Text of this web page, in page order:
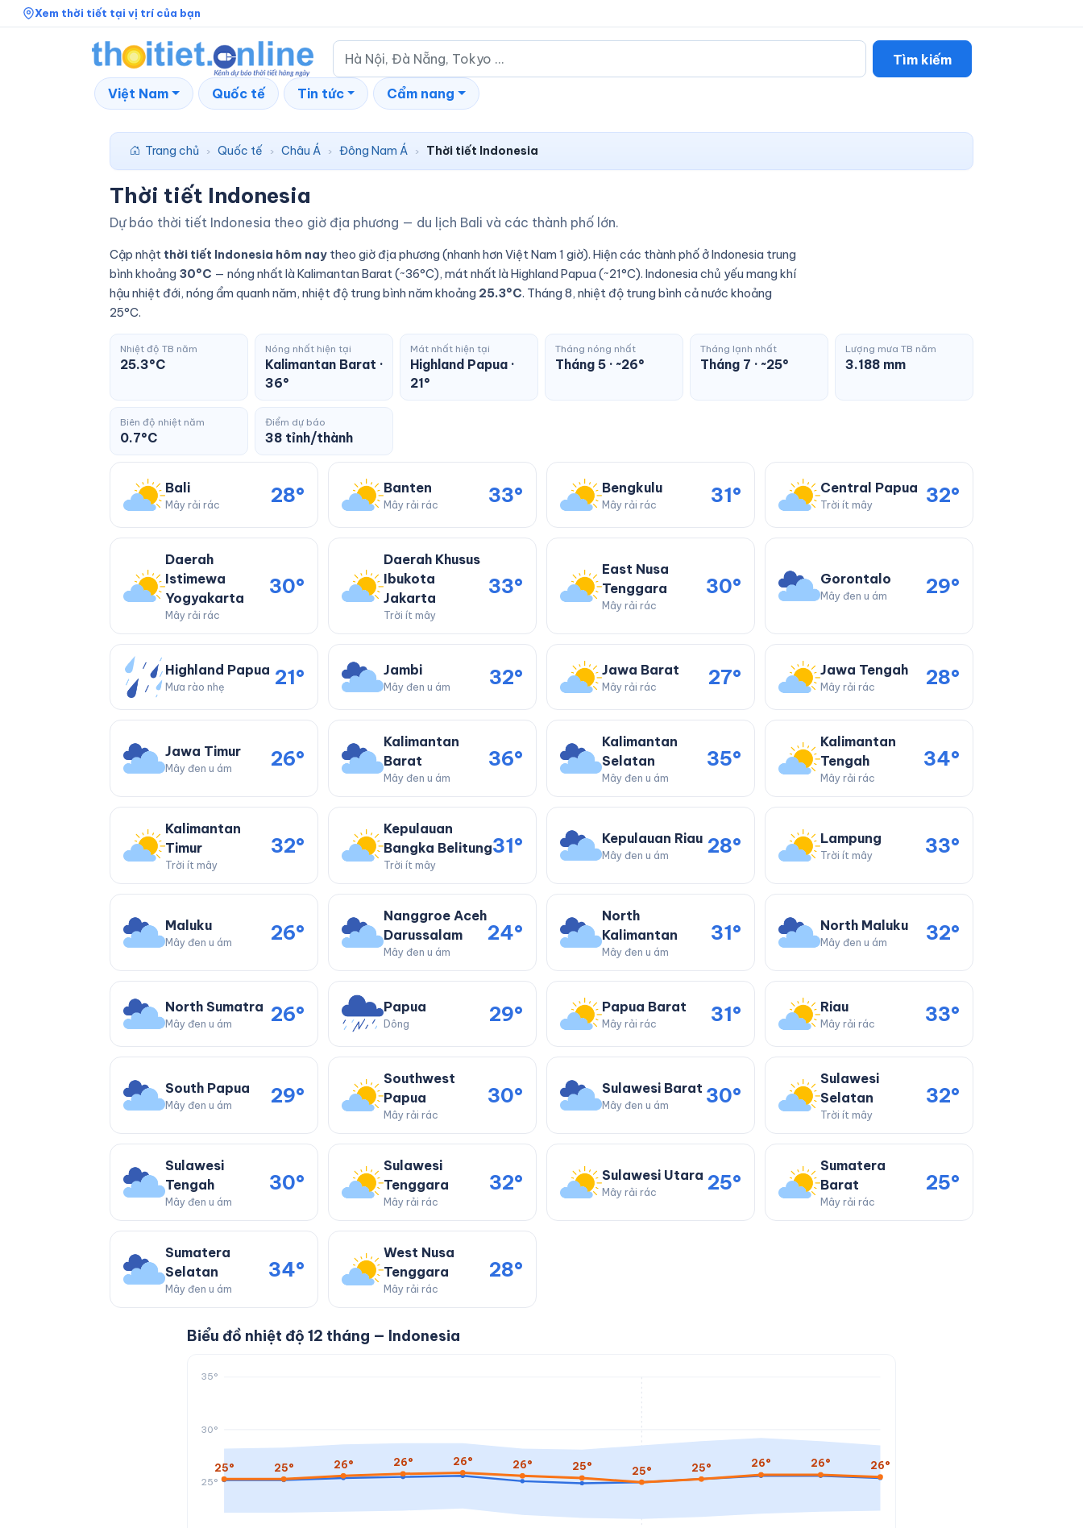
Xem thời tiết tại vị trí của bạn
Tìm kiếm
Việt Nam Quốc tế Tin tức Cẩm nang
Trang chủ › Quốc tế › Châu Á › Đông Nam Á › Thời tiết Indonesia
Thời tiết Indonesia
Dự báo thời tiết Indonesia theo giờ địa phương — du lịch Bali và các thành phố lớn.
Cập nhật thời tiết Indonesia hôm nay theo giờ địa phương (nhanh hơn Việt Nam 1 giờ). Hiện các thành phố ở Indonesia trung
bình khoảng 30°C — nóng nhất là Kalimantan Barat (~36°C), mát nhất là Highland Papua (~21°C). Indonesia chủ yếu mang khí
hậu nhiệt đới, nóng ẩm quanh năm, nhiệt độ trung bình năm khoảng 25.3°C. Tháng 8, nhiệt độ trung bình cả nước khoảng
25°C.
Nhiệt độ TB năm
25.3°C
Nóng nhất hiện tại
Kalimantan Barat ·
36°
Mát nhất hiện tại
Highland Papua ·
21°
Tháng nóng nhất
Tháng 5 · ~26°
Tháng lạnh nhất
Tháng 7 · ~25°
Lượng mưa TB năm
3.188 mm
Biên độ nhiệt năm
0.7°C
Điểm dự báo
38 tỉnh/thành
Bali
Mây rải rác 28° Banten
Mây rải rác 33° Bengkulu
Mây rải rác 31° Central Papua
Trời ít mây 32°
Daerah
Istimewa
Yogyakarta
Mây rải rác
30°
Daerah Khusus
Ibukota
Jakarta
Trời ít mây
33°
East Nusa
Tenggara
Mây rải rác
30° Gorontalo
Mây đen u ám 29°
Highland Papua
Mưa rào nhẹ 21° Jambi
Mây đen u ám 32° Jawa Barat
Mây rải rác 27° Jawa Tengah
Mây rải rác 28°
Jawa Timur
Mây đen u ám 26°
Kalimantan
Barat
Mây đen u ám
36°
Kalimantan
Selatan
Mây đen u ám
35°
Kalimantan
Tengah
Mây rải rác
34°
Kalimantan
Timur
Trời ít mây
32°
Kepulauan
Bangka Belitung
Trời ít mây
31° Kepulauan Riau
Mây đen u ám 28° Lampung
Trời ít mây 33°
Maluku
Mây đen u ám 26°
Nanggroe Aceh
Darussalam
Mây đen u ám
24°
North
Kalimantan
Mây đen u ám
31° North Maluku
Mây đen u ám 32°
North Sumatra
Mây đen u ám 26° Papua
Dông 29° Papua Barat
Mây rải rác 31° Riau
Mây rải rác 33°
South Papua
Mây đen u ám 29°
Southwest
Papua
Mây rải rác
30° Sulawesi Barat
Mây đen u ám 30°
Sulawesi
Selatan
Trời ít mây
32°
Sulawesi
Tengah
Mây đen u ám
30°
Sulawesi
Tenggara
Mây rải rác
32° Sulawesi Utara
Mây rải rác 25°
Sumatera
Barat
Mây rải rác
25°
Sumatera
Selatan
Mây đen u ám
34°
West Nusa
Tenggara
Mây rải rác
28°
Biểu đồ nhiệt độ 12 tháng — Indonesia
25°
30°
35°
25° 25° 26° 26° 26° 26° 25° 25° 25° 26° 26° 26°